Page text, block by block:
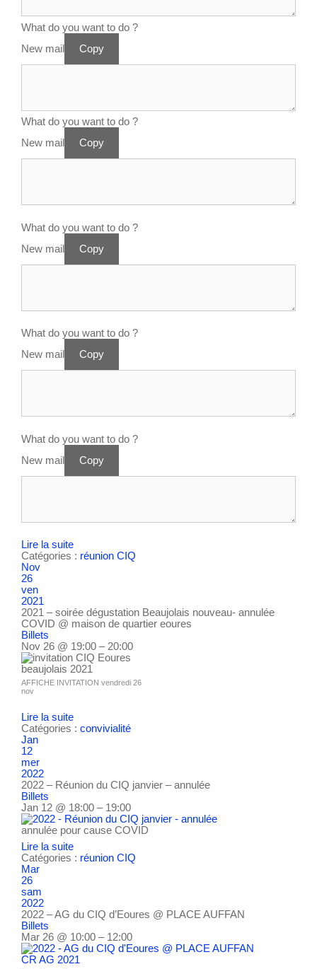
What do you want to do ?
New mail
Copy
What do you want to do ?
New mail
Copy
What do you want to do ?
New mail
Copy
What do you want to do ?
New mail
Copy
What do you want to do ?
New mail
Copy
Lire la suite
Catégories : réunion CIQ
Nov
26
ven
2021
2021 – soirée dégustation Beaujolais nouveau- annulée
COVID @ maison de quartier eoures
Billets
Nov 26 @ 19:00 – 20:00
AFFICHE INVITATION vendredi 26
nov
Lire la suite
Catégories : convivialité
Jan
12
mer
2022
2022 – Réunion du CIQ janvier – annulée
Billets
Jan 12 @ 18:00 – 19:00
annulée pour cause COVID
Lire la suite
Catégories : réunion CIQ
Mar
26
sam
2022
2022 – AG du CIQ d’Eoures @ PLACE AUFFAN
Billets
Mar 26 @ 10:00 – 12:00
CR AG 2021